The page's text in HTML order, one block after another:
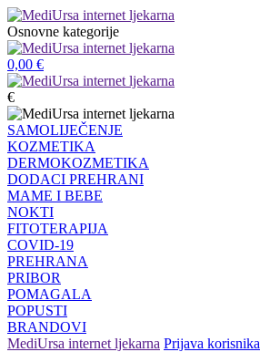
Osnovne kategorije
0,00 €
€
SAMOLIJEČENJE
KOZMETIKA
DERMOKOZMETIKA
DODACI PREHRANI
MAME I BEBE
NOKTI
FITOTERAPIJA
COVID-19
PREHRANA
PRIBOR
POMAGALA
POPUSTI
BRANDOVI
MediUrsa internet ljekarna Prijava korisnika